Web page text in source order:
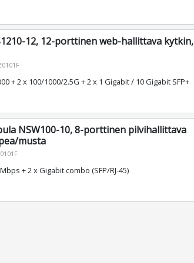
12, 12-porttinen web-hallittava kytkin,
+ 2 x 100/1000/2.5G + 2 x 1 Gigabit / 10 Gigabit SFP+
NSW100-10, 8-porttinen pilvihallittava
musta
+ 2 x Gigabit combo (SFP/RJ-45)